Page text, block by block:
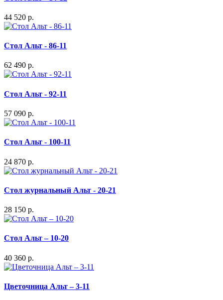
44 520 р.
Стол Альт - 86-11
62 490 р.
Стол Альт - 92-11
57 090 р.
Стол Альт - 100-11
24 870 р.
Стол журнальный Альт - 20-21
28 150 р.
Стол Альт – 10-20
40 360 р.
Цветочница Альт – 3-11